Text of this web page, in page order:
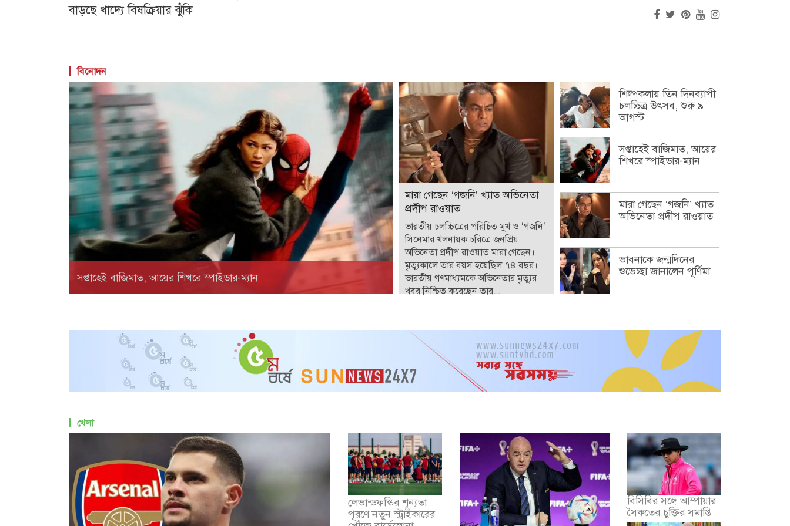
বাড়ছে খাদ্যে বিষক্রিয়ার ঝুঁকি
বিনোদন
সপ্তাহেই বাজিমাত, আয়ের শিখরে স্পাইডার-ম্যান
মারা গেছেন ‘গজনি’ খ্যাত অভিনেতা
প্রদীপ রাওয়াত
ভারতীয় চলচ্চিত্রের পরিচিত মুখ ও ‘গজনি’
সিনেমার খলনায়ক চরিত্রে জনপ্রিয়
অভিনেতা প্রদীপ রাওয়াত মারা গেছেন।
মৃত্যুকালে তার বয়স হয়েছিল ৭৪ বছর।
ভারতীয় গণমাধ্যমকে অভিনেতার মৃত্যুর
খবর নিশ্চিত করেছেন তার...
শিল্পকলায় তিন দিনব্যাপী
চলচ্চিত্র উৎসব, শুরু ৯
আগস্ট
সপ্তাহেই বাজিমাত, আয়ের
শিখরে স্পাইডার-ম্যান
মারা গেছেন ‘গজনি’ খ্যাত
অভিনেতা প্রদীপ রাওয়াত
ভাবনাকে জন্মদিনের
শুভেচ্ছা জানালেন পূর্ণিমা
খেলা
লেভান্ডফস্কির শূন্যতা
পূরণে নতুন স্ট্রাইকারের
বিসিবির সঙ্গে আম্পায়ার
সৈকতের চুক্তির সমাপ্তি